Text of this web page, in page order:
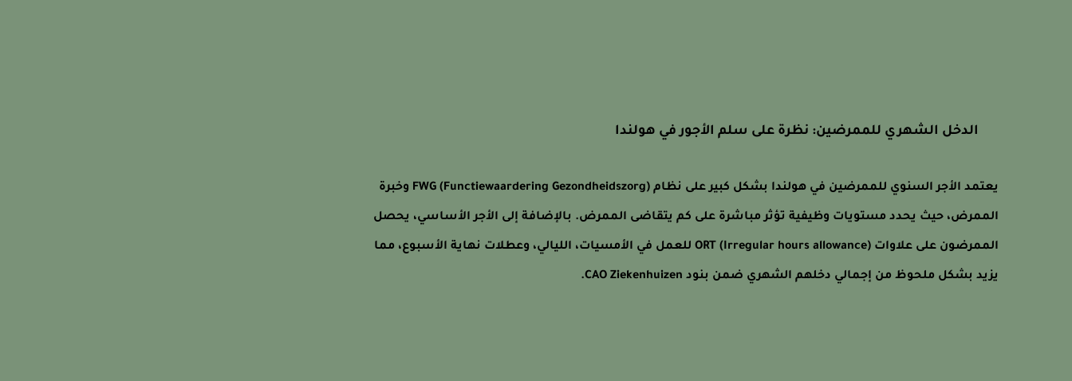
الدخل الشهري للممرضين: نظرة على سلم الأجور في هولندا
يعتمد الأجر السنوي للممرضين في هولندا بشكل كبير على نظام FWG (Functiewaardering Gezondheidszorg) وخبرة
الممرض، حيث يحدد مستويات وظيفية تؤثر مباشرة على كم يتقاضى الممرض. بالإضافة إلى الأجر الأساسي، يحصل
الممرضون على علاوات ORT (Irregular hours allowance) للعمل في الأمسيات، الليالي، وعطلات نهاية الأسبوع، مما
يزيد بشكل ملحوظ من إجمالي دخلهم الشهري ضمن بنود CAO Ziekenhuizen.